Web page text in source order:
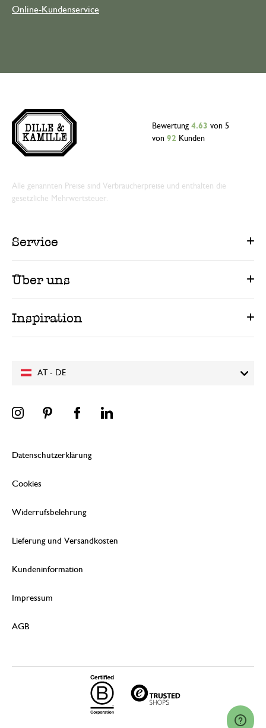
Online-Kundenservice
AT - DE
Bewertung 4.63 von 5
von 92 Kunden
Alle genannten Preise sind Verbraucherpreise und enthalten die
gesetzliche Mehrwertsteuer.
Service
Über uns
Inspiration
Datenschutzerklärung
Cookies
Widerrufsbelehrung
Lieferung und Versandkosten
Kundeninformation
Impressum
AGB